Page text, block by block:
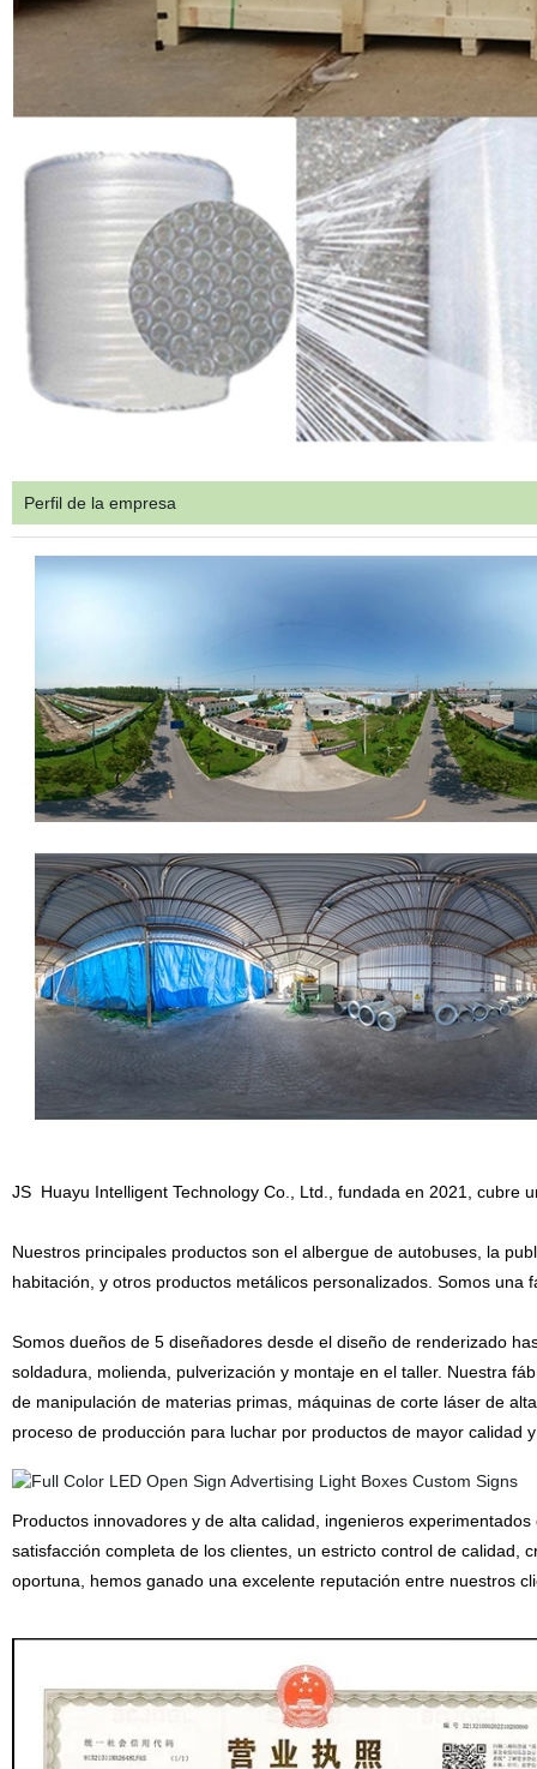
Perfil de la empresa
JS Huayu Intelligent Technology Co., Ltd., fundada en 2021, cubre
Nuestros principales productos son el albergue de autobuses, la
habitación, y otros productos metálicos personalizados. Somos
Somos dueños de 5 diseñadores desde el diseño de renderizado
soldadura, molienda, pulverización y montaje en el taller. Nuestra
de manipulación de materias primas, máquinas de corte láser de
proceso de producción para luchar por productos de mayor calidad
Productos innovadores y de alta calidad, ingenieros
satisfacción completa de los clientes, un estricto control de calidad,
oportuna, hemos ganado una excelente reputación entre nuestros